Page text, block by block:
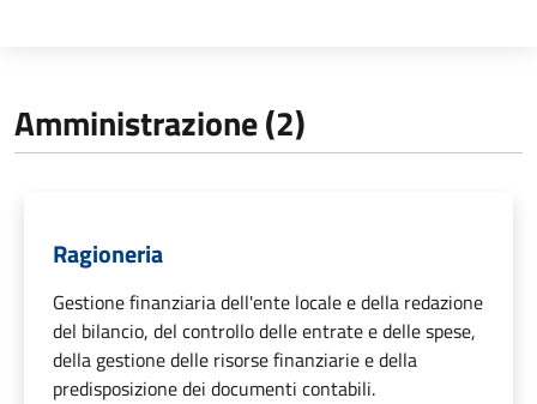
Amministrazione (2)
Ragioneria
Gestione finanziaria dell'ente locale e della redazione
del bilancio, del controllo delle entrate e delle spese,
della gestione delle risorse finanziarie e della
predisposizione dei documenti contabili.